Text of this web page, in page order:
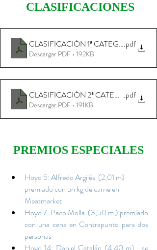
CLASIFICACIONES
CLASIFICACIÓN 1ª CATEGORÍA
.pdf
Descargar PDF • 192KB
CLASIFICACIÓN 2ª CATEGORÍA
.pdf
Descargar PDF • 191KB
PREMIOS ESPECIALES
Hoyo 5: Alfredo Argilés  (2,01 m)
premiado con un kg de carne en
Meatmarket
Hoyo 7: Paco Molla  (3,50 m ) premiado
con una cena en Contrapunto para dos
personas